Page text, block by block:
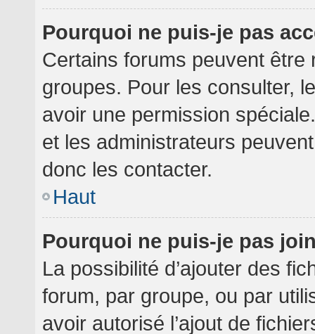
Pourquoi ne puis-je pas
Certains forums peuvent
groupes. Pour les consulter,
avoir une permission
et les administrateurs
donc les contacter.
Haut
Pourquoi ne puis-je pas
La possibilité d’ajouter des
forum, par groupe, ou par
avoir autorisé l’ajout de